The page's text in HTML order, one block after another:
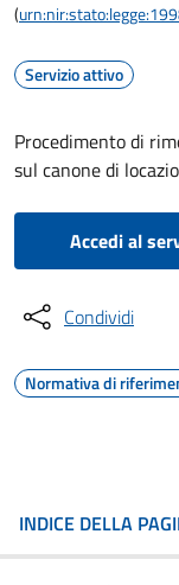
(
Servizio attivo
Procedimento di
sul canone di
Accedi al
Condividi
Normativa di
INDICE DELLA